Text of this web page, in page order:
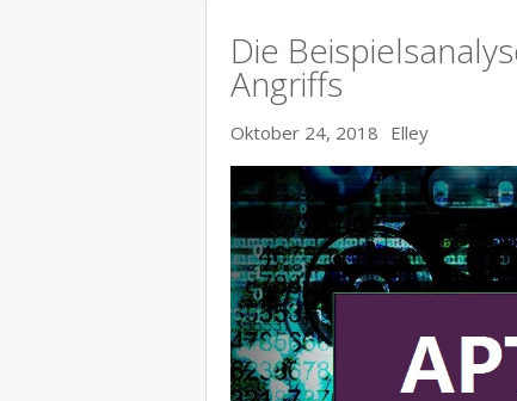
Die
Angriffs
Oktober 24, 2018 Elley